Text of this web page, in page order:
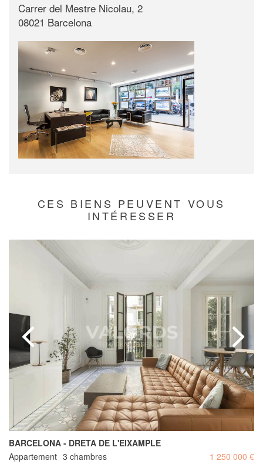
Carrer del Mestre Nicolau, 2
08021 Barcelona
CES BIENS PEUVENT VOUS
INTÉRESSER
BARCELONA - DRETA DE L'EIXAMPLE
Appartement 3 chambres 1 250 000 €